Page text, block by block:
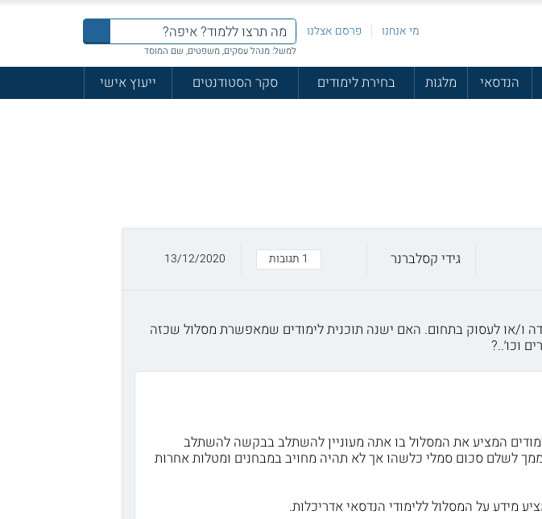
מי אנחנו פרסם אצלנו
למשל: מנהל עסקים, משפטים, שם המוסד
הנדסאי מלגות בחירת לימודים סקר הסטודנטים ייעוץ אישי
גידי קסלברנר 1 תגובות 13/12/2020
ו/או לעסוק בתחום. האם ישנה תוכנית לימודים שמאפשרת מסלול שכזה
וכו׳..?
המציע את המסלול בו אתה מעוניין להשתלב בבקשה להשתלב
לשלם סכום סמלי כלשהו אך לא תהיה מחויב במבחנים ומטלות אחרות
מידע על המסלול ללימודי הנדסאי אדריכלות.